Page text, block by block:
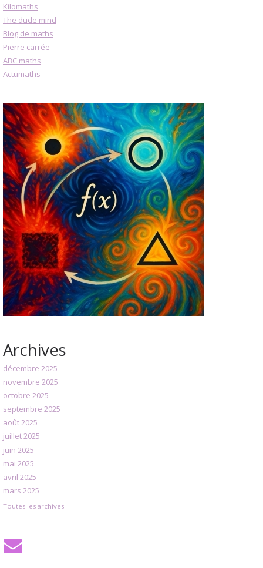
Kilomaths
The dude mind
Blog de maths
Pierre carrée
ABC maths
Actumaths
Archives
décembre 2025
novembre 2025
octobre 2025
septembre 2025
août 2025
juillet 2025
juin 2025
mai 2025
avril 2025
mars 2025
Toutes les archives